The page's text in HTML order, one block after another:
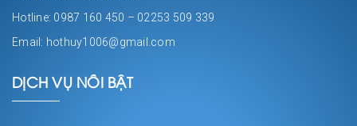
Hotline: 0987 160 450 – 02253 509 339
Email: hothuy1006@gmail.com
DỊCH VỤ NỔI BẬT